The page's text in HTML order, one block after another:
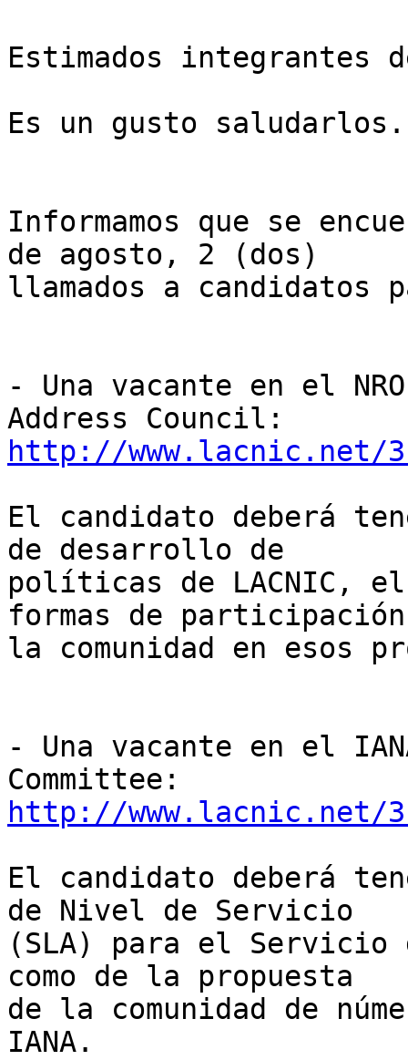
Estimados
Es un gusto saludarlos.
Informamos que se
de agosto, 2 (dos)
llamados a candidatos
- Una vacante en el
http://www.lacnic.net/
El candidato deberá
de desarrollo de
políticas de LACNIC,
formas de
la comunidad en esos
- Una vacante en el
http://www.lacnic.net/
El candidato deberá
de Nivel de Servicio
(SLA) para el Servicio
como de la propuesta
de la comunidad de
IANA.